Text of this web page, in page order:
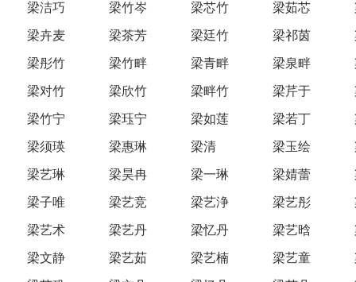
梁洁巧 梁竹岑 梁芯竹 梁茹芯
梁卉麦 梁茶芳 梁廷竹 梁祁茵
梁彤竹 梁竹畔 梁青畔 梁泉畔
梁对竹 梁欣竹 梁畔竹 梁芹于
梁竹宁 梁珏宁 梁如莲 梁若丁
梁须瑛 梁惠琳 梁清 梁玉绘
梁艺琳 梁昊冉 梁一琳 梁婧蕾
梁子唯 梁艺竞 梁艺浄 梁艺彤
梁艺术 梁艺丹 梁忆丹 梁艺晗
梁文静 梁艺茹 梁艺楠 梁艺童